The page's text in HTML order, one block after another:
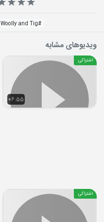
#
Woolly and Tig
ویدیوهای مشابه
06:55
اشتراکی
اشتراکی